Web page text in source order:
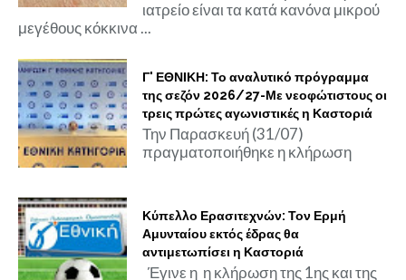
ιατρείο είναι τα κατά κανόνα μικρού
μεγέθους κόκκινα ...
Γ' ΕΘΝΙΚΗ: Το αναλυτικό πρόγραμμα
της σεζόν 2026/27-Με νεοφώτιστους οι
τρεις πρώτες αγωνιστικές η Καστοριά
Την Παρασκευή (31/07)
πραγματοποιήθηκε η κλήρωση
Κύπελλο Ερασιτεχνών: Τον Ερμή
Αμυνταίου εκτός έδρας θα
αντιμετωπίσει η Καστοριά
Έγινε η η κλήρωση της 1ης και της